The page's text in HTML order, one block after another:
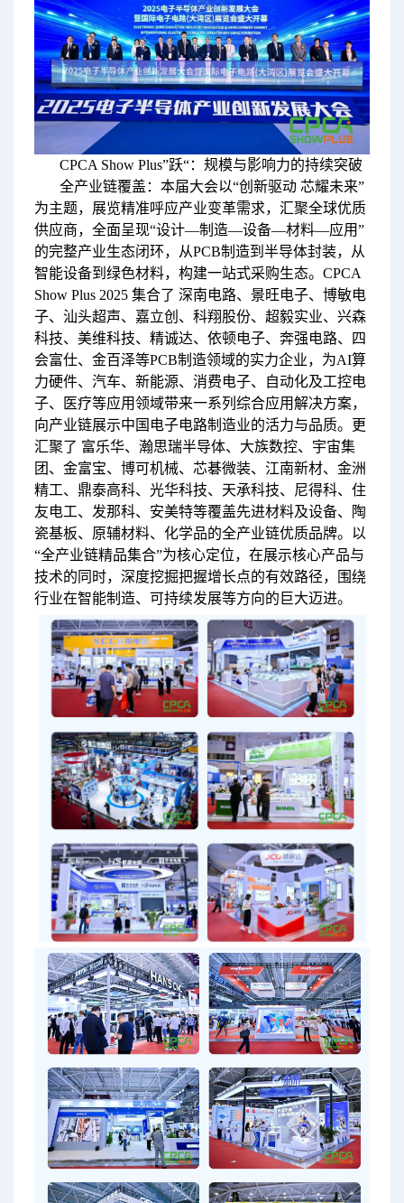
CPCA Show Plus”跃“：规模与影响力的持续突破
全产业链覆盖：本届大会以“创新驱动 芯耀未来”
为主题，展览精准呼应产业变革需求，汇聚全球优质
供应商，全面呈现“设计—制造—设备—材料—应用”
的完整产业生态闭环，从PCB制造到半导体封装，从
智能设备到绿色材料，构建一站式采购生态。CPCA
Show Plus 2025 集合了 深南电路、景旺电子、博敏电
子、汕头超声、嘉立创、科翔股份、超毅实业、兴森
科技、美维科技、精诚达、依顿电子、奔强电路、四
会富仕、金百泽等PCB制造领域的实力企业，为AI算
力硬件、汽车、新能源、消费电子、自动化及工控电
子、医疗等应用领域带来一系列综合应用解决方案，
向产业链展示中国电子电路制造业的活力与品质。更
汇聚了 富乐华、瀚思瑞半导体、大族数控、宇宙集
团、金富宝、博可机械、芯碁微装、江南新材、金洲
精工、鼎泰高科、光华科技、天承科技、尼得科、住
友电工、发那科、安美特等覆盖先进材料及设备、陶
瓷基板、原辅材料、化学品的全产业链优质品牌。以
“全产业链精品集合”为核心定位，在展示核心产品与
技术的同时，深度挖掘把握增长点的有效路径，围绕
行业在智能制造、可持续发展等方向的巨大迈进。